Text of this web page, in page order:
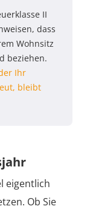
II
dass
Wohnsitz
beziehen.
Ihr
bleibt
eigentlich
Ob Sie